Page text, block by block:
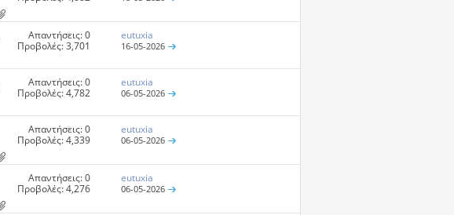
Απαντήσεις: 0
Προβολές: 3,701
eutuxia
16-05-2026
Απαντήσεις: 0
Προβολές: 4,782
eutuxia
06-05-2026
Απαντήσεις: 0
Προβολές: 4,339
eutuxia
06-05-2026
Απαντήσεις: 0
Προβολές: 4,276
eutuxia
06-05-2026